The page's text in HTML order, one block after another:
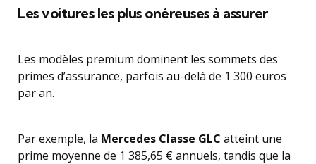
Les voitures les plus onéreuses à assurer
Les modèles premium dominent les sommets des
primes d’assurance, parfois au-delà de 1 300 euros
par an.
Par exemple, la Mercedes Classe GLC atteint une
prime moyenne de 1 385,65 € annuels, tandis que la